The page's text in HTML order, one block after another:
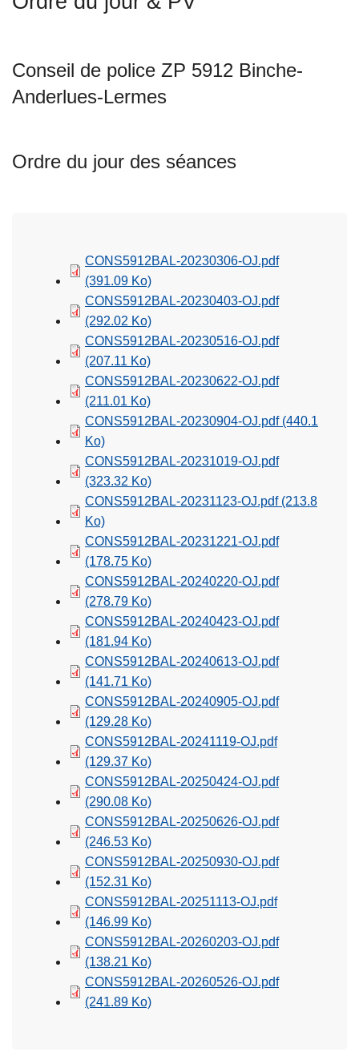
Conseil de police ZP 5912 Binche-
Anderlues-Lermes
Ordre du jour des séances
CONS5912BAL-20230306-OJ.pdf
(391.09 Ko)
CONS5912BAL-20230403-OJ.pdf
(292.02 Ko)
CONS5912BAL-20230516-OJ.pdf
(207.11 Ko)
CONS5912BAL-20230622-OJ.pdf
(211.01 Ko)
CONS5912BAL-20230904-OJ.pdf (440.1
Ko)
CONS5912BAL-20231019-OJ.pdf
(323.32 Ko)
CONS5912BAL-20231123-OJ.pdf (213.8
Ko)
CONS5912BAL-20231221-OJ.pdf
(178.75 Ko)
CONS5912BAL-20240220-OJ.pdf
(278.79 Ko)
CONS5912BAL-20240423-OJ.pdf
(181.94 Ko)
CONS5912BAL-20240613-OJ.pdf
(141.71 Ko)
CONS5912BAL-20240905-OJ.pdf
(129.28 Ko)
CONS5912BAL-20241119-OJ.pdf
(129.37 Ko)
CONS5912BAL-20250424-OJ.pdf
(290.08 Ko)
CONS5912BAL-20250626-OJ.pdf
(246.53 Ko)
CONS5912BAL-20250930-OJ.pdf
(152.31 Ko)
CONS5912BAL-20251113-OJ.pdf
(146.99 Ko)
CONS5912BAL-20260203-OJ.pdf
(138.21 Ko)
CONS5912BAL-20260526-OJ.pdf
(241.89 Ko)